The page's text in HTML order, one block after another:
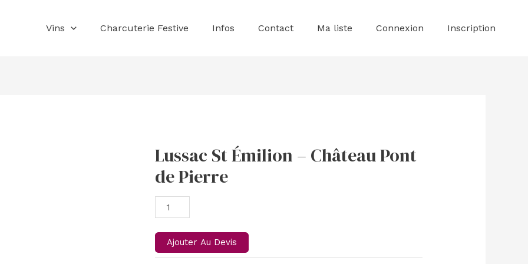
Vins Charcuterie Festive Infos Contact Ma liste Connexion Inscription
Lussac St Émilion – Château Pont
de Pierre
Lussac
Émilion
-
Château
Pierre
Ajouter Au Devis